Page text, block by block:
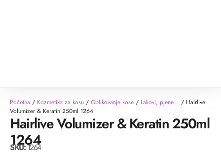
Početna / Kozmetika za kosu / Oblikovanje kose / Lakovi, pjene... / Hairlive
Volumizer & Keratin 250ml 1264
Hairlive Volumizer & Keratin 250ml
1264
SKU:1264